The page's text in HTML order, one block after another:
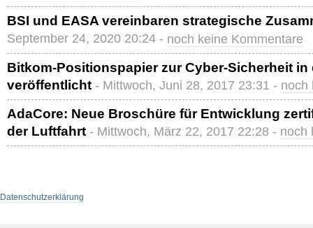
BSI und EASA vereinbaren strategische
September 24, 2020 20:24 - noch keine Kommentare
Bitkom-Positionspapier zur Cyber-Sicherheit in
veröffentlicht - Mittwoch, Juni 28, 2017 23:31 - noch
AdaCore: Neue Broschüre für Entwicklung
der Luftfahrt - Mittwoch, März 22, 2017 22:28 - noch
Datenschutzerklärung